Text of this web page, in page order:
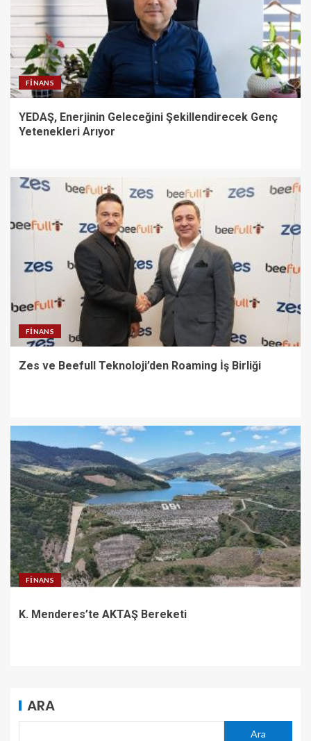
FINANS
YEDAŞ, Enerjinin Geleceğini Şekillendirecek Genç
Yetenekleri Arıyor
FINANS
Zes ve Beefull Teknoloji’den Roaming İş Birliği
FINANS
K. Menderes’te AKTAŞ Bereketi
ARA
Ara